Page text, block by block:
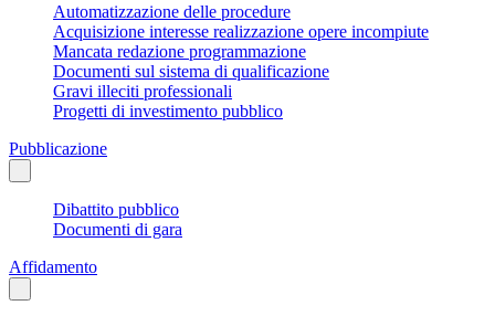
Automatizzazione delle procedure
Acquisizione interesse realizzazione opere incompiute
Mancata redazione programmazione
Documenti sul sistema di qualificazione
Gravi illeciti professionali
Progetti di investimento pubblico
Pubblicazione
Dibattito pubblico
Documenti di gara
Affidamento